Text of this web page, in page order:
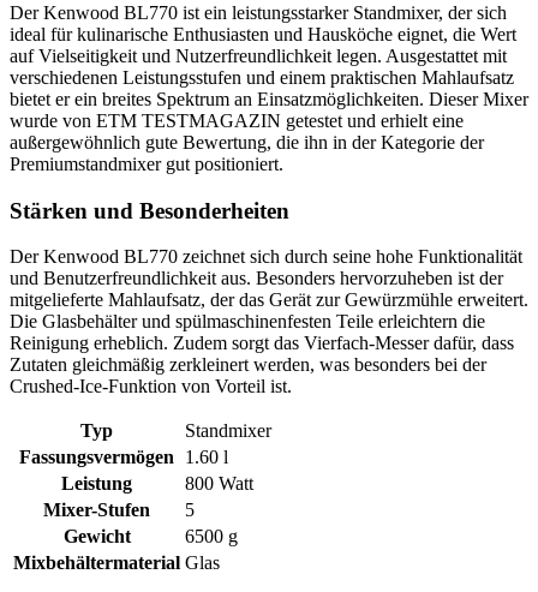
Der Kenwood BL770 ist ein leistungsstarker Standmixer, der sich
ideal für kulinarische Enthusiasten und Hausköche eignet, die Wert
auf Vielseitigkeit und Nutzerfreundlichkeit legen. Ausgestattet mit
verschiedenen Leistungsstufen und einem praktischen Mahlaufsatz
bietet er ein breites Spektrum an Einsatzmöglichkeiten. Dieser Mixer
wurde von ETM TESTMAGAZIN getestet und erhielt eine
außergewöhnlich gute Bewertung, die ihn in der Kategorie der
Premiumstandmixer gut positioniert.
Stärken und Besonderheiten
Der Kenwood BL770 zeichnet sich durch seine hohe Funktionalität
und Benutzerfreundlichkeit aus. Besonders hervorzuheben ist der
mitgelieferte Mahlaufsatz, der das Gerät zur Gewürzmühle erweitert.
Die Glasbehälter und spülmaschinenfesten Teile erleichtern die
Reinigung erheblich. Zudem sorgt das Vierfach-Messer dafür, dass
Zutaten gleichmäßig zerkleinert werden, was besonders bei der
Crushed-Ice-Funktion von Vorteil ist.
Typ
Standmixer
Fassungsvermögen
1.60 l
Leistung
800 Watt
Mixer-Stufen
5
Gewicht
6500 g
Mixbehältermaterial Glas